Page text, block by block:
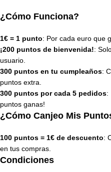
¿Cómo Funciona?
1€ = 1 punto: Por cada euro que
¡200 puntos de bienvenida!:
usuario.
300 puntos en tu cumpleaños:
puntos extra.
300 puntos por cada 5 pedidos:
puntos ganas!
¿Cómo Canjeo Mis
100 puntos = 1€ de descuento:
en tus compras.
Condiciones